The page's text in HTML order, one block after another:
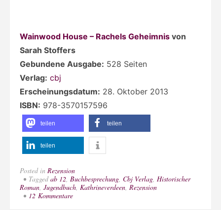
Wainwood House – Rachels Geheimnis von
Sarah Stoffers
Gebundene Ausgabe: 528 Seiten
Verlag: cbj
Erscheinungsdatum: 28. Oktober 2013
ISBN: 978-3570157596
teilen teilen
teilen
Posted in Rezension
Taggedab 12, Buchbesprechung, Cbj Verlag, Historischer
Roman, Jugendbuch, Kathrineverdeen, Rezension
12 Kommentarezu